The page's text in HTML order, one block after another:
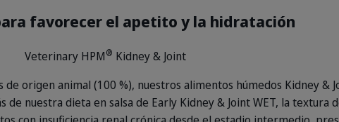
favorecer el apetito y la hidratación
Veterinary HPM® Kidney & Joint
de origen animal (100 %), nuestros alimentos húmedos Kidney &
nuestra dieta en salsa de Early Kidney & Joint WET, la textura